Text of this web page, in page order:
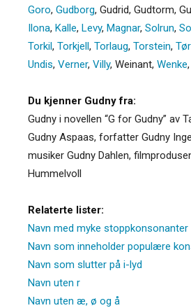
Goro, Gudborg, Gudrid, Gudtorm,
Ilona, Kalle, Levy, Magnar, Solrun,
Torkil, Torkjell, Torlaug, Torstein,
Undis, Verner, Villy, Weinant, Wenke,
Du kjenner Gudny fra:
Gudny i novellen “G for Gudny” av
Gudny Aspaas, forfatter Gudny
musiker Gudny Dahlen,
Hummelvoll
Relaterte lister:
Navn med myke stoppkonsonanter
Navn som inneholder populære
Navn som slutter på i-lyd
Navn uten r
Navn uten æ, ø og å